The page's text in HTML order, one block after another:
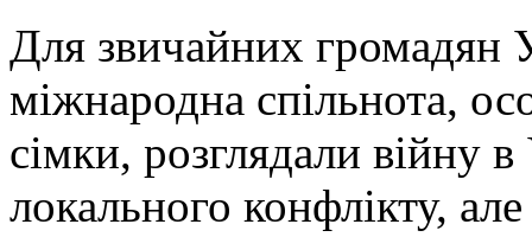
Для звичайних громадян
міжнародна спільнота,
сімки, розглядали війну
локального конфлікту,